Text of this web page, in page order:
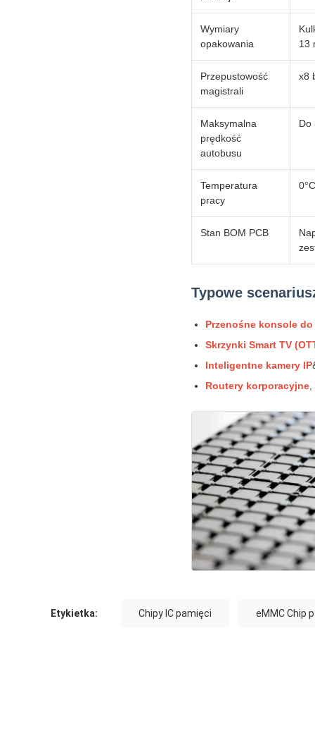
Wymiary
opakowania
13
Przepustowość
magistrali
x8
Maksymalna
prędkość
autobusu
Do
Temperatura
pracy
Stan BOM PCB
Typowe
Przenośne konsole
Skrzynki Smart TV
Inteligentne kamery IP
Routery korporacyjne
Etykietka: Chipy IC pamięci eMMC Chip